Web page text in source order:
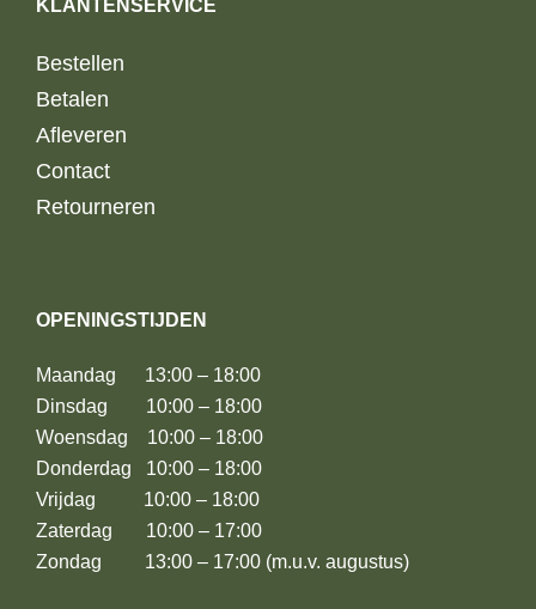
KLANTENSERVICE
Bestellen
Betalen
Afleveren
Contact
Retourneren
OPENINGSTIJDEN
Maandag 13:00 – 18:00
Dinsdag 10:00 – 18:00
Woensdag 10:00 – 18:00
Donderdag 10:00 – 18:00
Vrijdag 10:00 – 18:00
Zaterdag 10:00 – 17:00
Zondag 13:00 – 17:00 (m.u.v. augustus)